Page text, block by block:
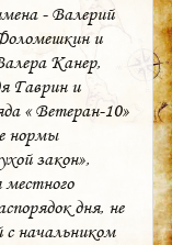
- Валерий
и
Канер,
Гаврин и
« Ветеран-10»
нормы
закон»,
дня, не
с начальником